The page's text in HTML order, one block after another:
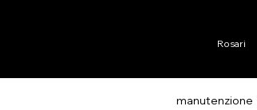
manutenzione
Rosari